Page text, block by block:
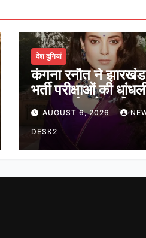
देश दुनियां
कंगना रनौत ने
भर्ती परीक्षाओं की
कहा, हमारे ‘जेन-जी’
हर तरह की तकलीफ
हैं
AUGUST 6, 2026
DESK2